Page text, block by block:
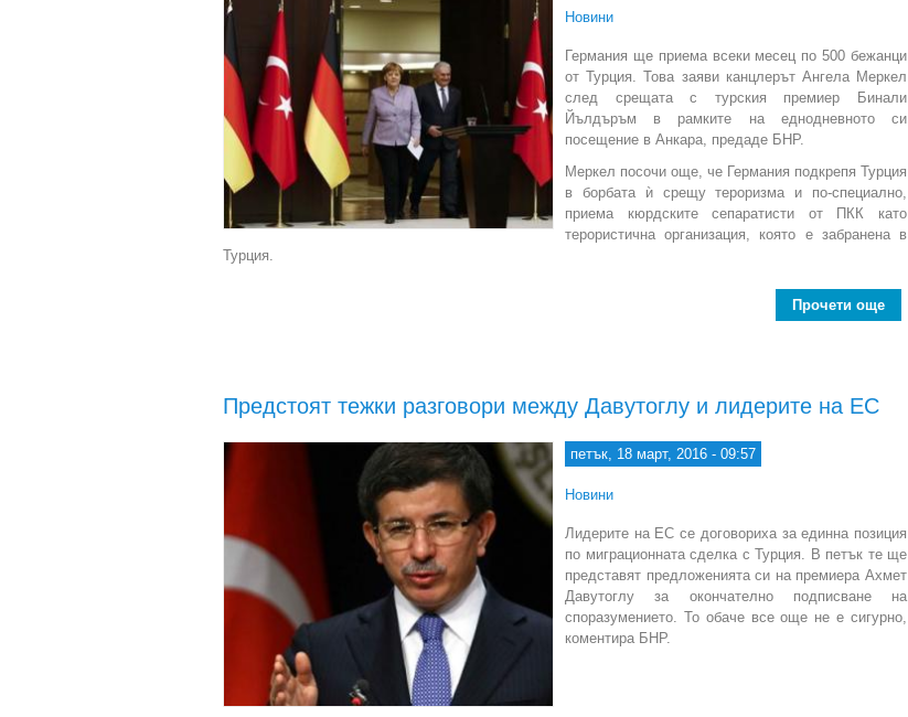
Новини
Германия ще приема всеки месец по 500 бежанци
от Турция. Това заяви канцлерът Ангела Меркел
след срещата с турския премиер Бинали
Йълдъръм в рамките на еднодневното си
посещение в Анкара, предаде БНР.
Меркел посочи още, че Германия подкрепя Турция
в борбата ѝ срещу тероризма и по-специално,
приема кюрдските сепаратисти от ПКК като
терористична организация, която е забранена в
Турция.
Прочети още
Предстоят тежки разговори между Давутоглу и лидерите на ЕС
петък, 18 март, 2016 - 09:57
Новини
Лидерите на ЕС се договориха за единна позиция
по миграционната сделка с Турция. В петък те ще
представят предложенията си на премиера Ахмет
Давутоглу за окончателно подписване на
споразумението. То обаче все още не е сигурно,
коментира БНР.